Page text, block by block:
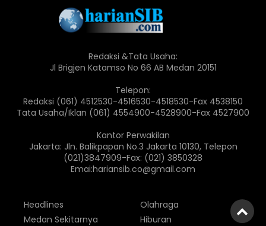
Redaksi &Tata Usaha:
Jl Brigjen Katamso No 66 AB Medan 20151
Telepon:
Redaksi (061) 4512530-4516530-4518530-Fax 4538150
Tata Usaha/Iklan (061) 4554900-4528900-Fax 4527900
Kantor Perwakilan
Jakarta: Jln. Balikpapan No.3 Jakarta 10130, Telepon
(021)3847909-Fax: (021) 3850328
Emai:hariansib.co@gmail.com
Headlines
Medan Sekitarnya
Olahraga
Hiburan